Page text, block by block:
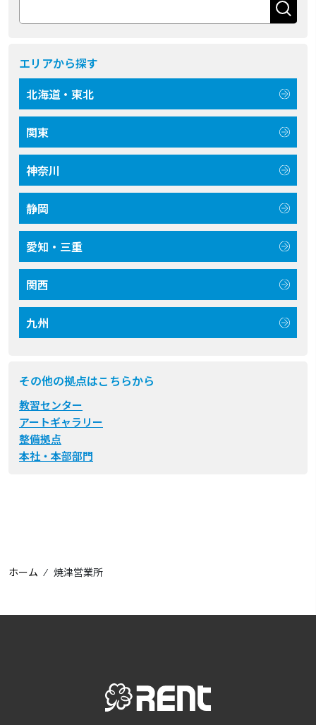
エリアから探す
北海道・東北
関東
神奈川
静岡
愛知・三重
関西
九州
その他の拠点はこちらから
教習センター
アートギャラリー
整備拠点
本社・本部部門
ホーム ⁄ 焼津営業所